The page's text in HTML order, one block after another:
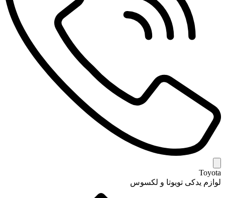
Toyota
لوازم یدکی تویوتا و لکسوس